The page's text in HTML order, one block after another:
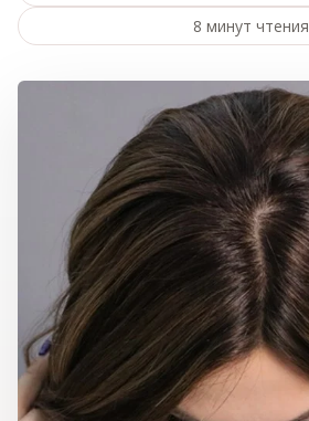
8 минут чтения